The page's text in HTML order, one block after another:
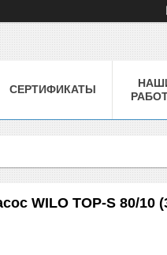
СЕРТИФИКАТЫ
WILO TOP-S 80/10